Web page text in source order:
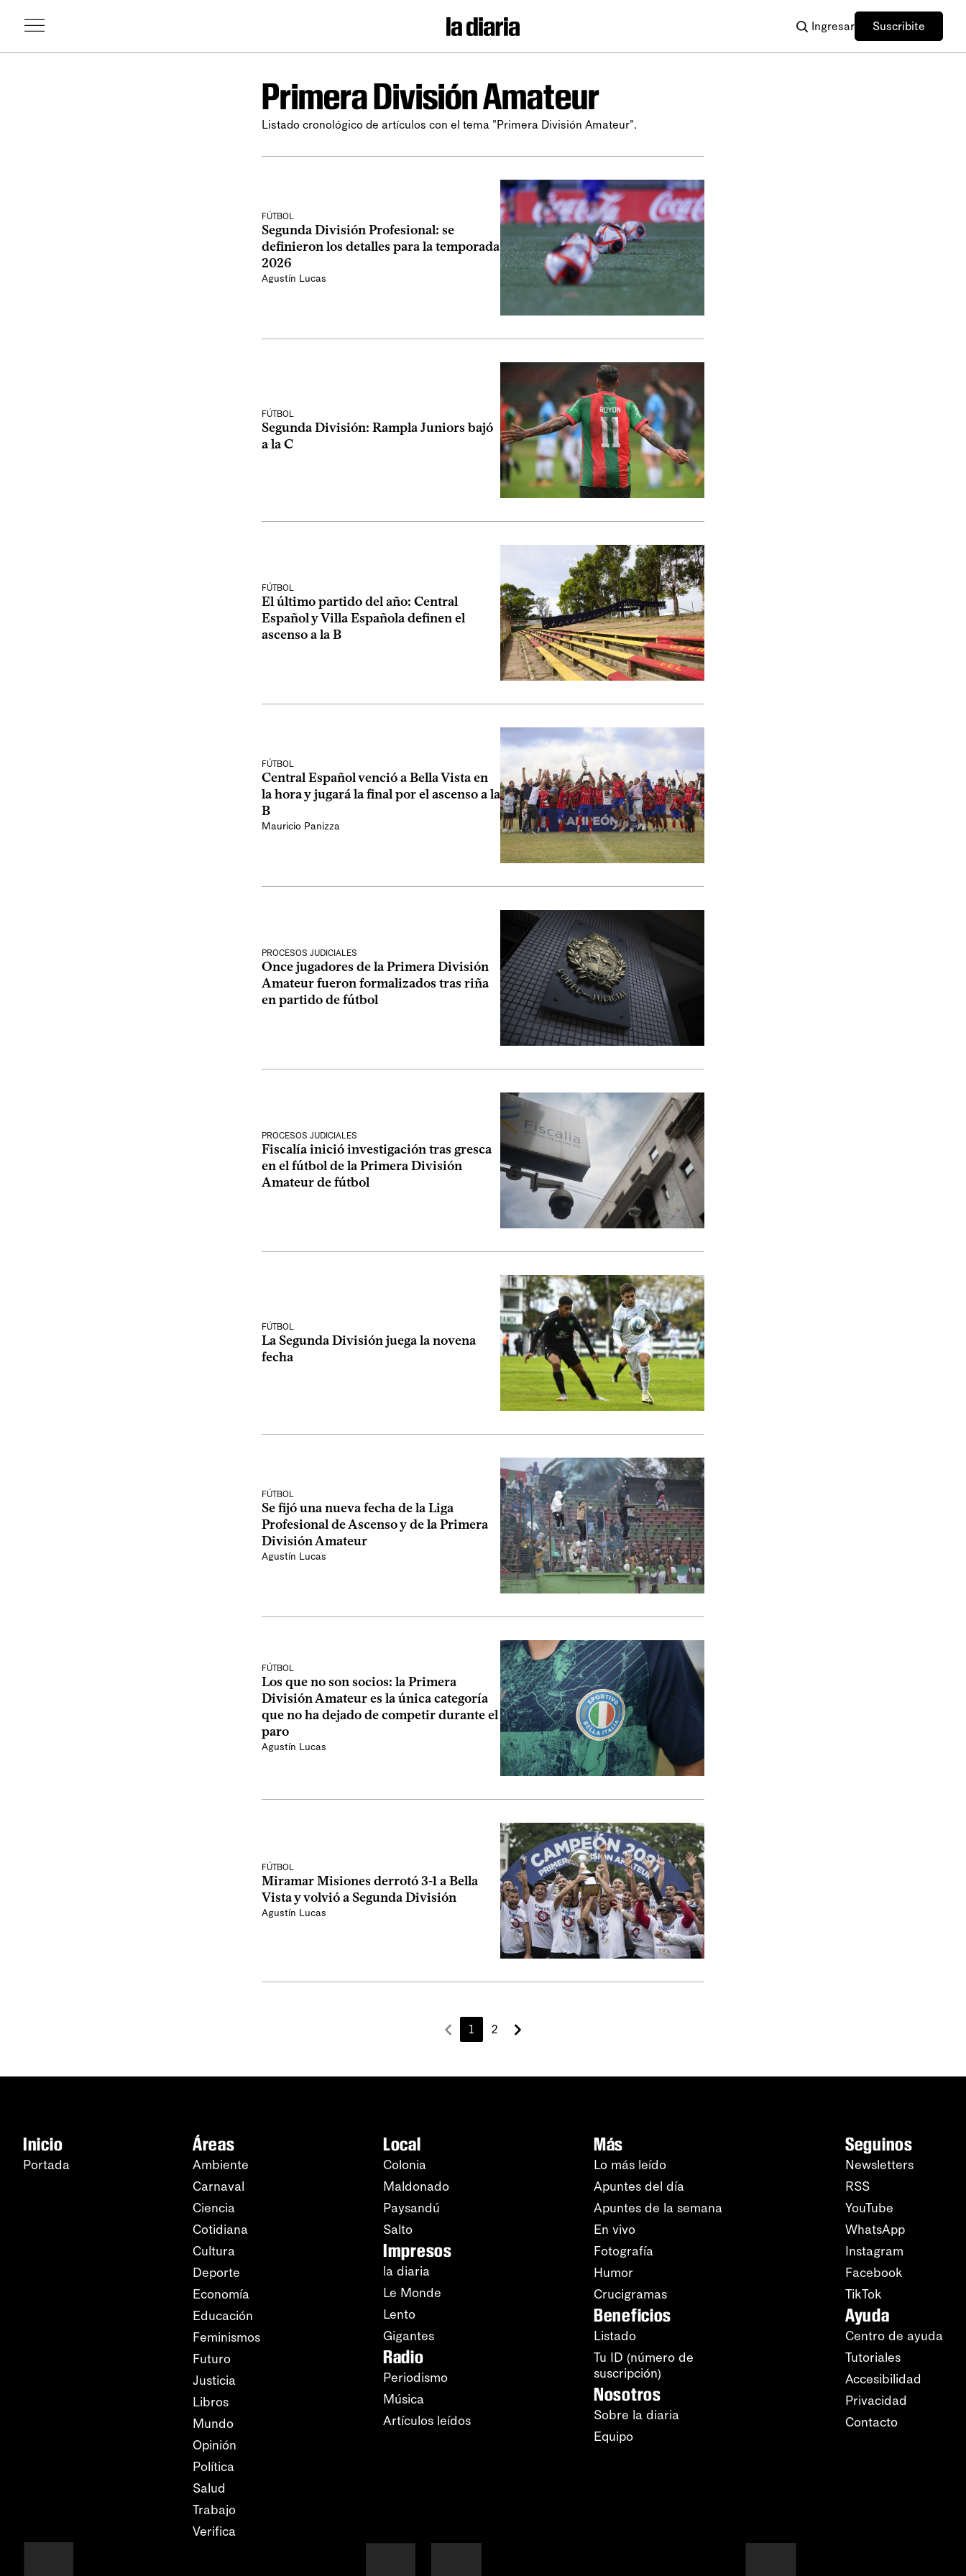
Ingresar Suscribite
Primera División Amateur
Listado cronológico de artículos con el tema "Primera División Amateur".
FÚTBOL
Segunda División Profesional: se
definieron los detalles para la temporada
2026
Agustín Lucas
FÚTBOL
Segunda División: Rampla Juniors bajó
a la C
FÚTBOL
El último partido del año: Central
Español y Villa Española definen el
ascenso a la B
FÚTBOL
Central Español venció a Bella Vista en
la hora y jugará la final por el ascenso a la
B
Mauricio Panizza
PROCESOS JUDICIALES
Once jugadores de la Primera División
Amateur fueron formalizados tras riña
en partido de fútbol
PROCESOS JUDICIALES
Fiscalía inició investigación tras gresca
en el fútbol de la Primera División
Amateur de fútbol
FÚTBOL
La Segunda División juega la novena
fecha
FÚTBOL
Se fijó una nueva fecha de la Liga
Profesional de Ascenso y de la Primera
División Amateur
Agustín Lucas
FÚTBOL
Los que no son socios: la Primera
División Amateur es la única categoría
que no ha dejado de competir durante el
paro
Agustín Lucas
FÚTBOL
Miramar Misiones derrotó 3-1 a Bella
Vista y volvió a Segunda División
Agustín Lucas
1 2
Inicio
Portada
Áreas
Ambiente
Carnaval
Ciencia
Cotidiana
Cultura
Deporte
Economía
Educación
Feminismos
Futuro
Justicia
Libros
Mundo
Opinión
Política
Salud
Trabajo
Verifica
Local
Colonia
Maldonado
Paysandú
Salto
Impresos
la diaria
Le Monde
Lento
Gigantes
Radio
Periodismo
Música
Artículos leídos
Más
Lo más leído
Apuntes del día
Apuntes de la semana
En vivo
Fotografía
Humor
Crucigramas
Beneficios
Listado
Tu ID (número de
suscripción)
Nosotros
Sobre la diaria
Equipo
Seguinos
Newsletters
RSS
YouTube
WhatsApp
Instagram
Facebook
TikTok
Ayuda
Centro de ayuda
Tutoriales
Accesibilidad
Privacidad
Contacto